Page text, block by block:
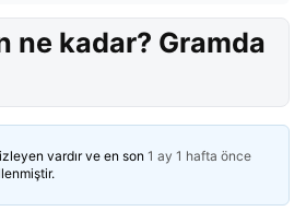
ne kadar? Gramda
vardır ve en son 1 ay 1 hafta önce